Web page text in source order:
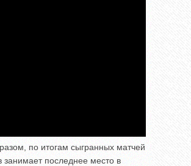
по итогам сыгранных матчей
занимает последнее место в